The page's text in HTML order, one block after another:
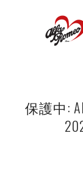
保護中: